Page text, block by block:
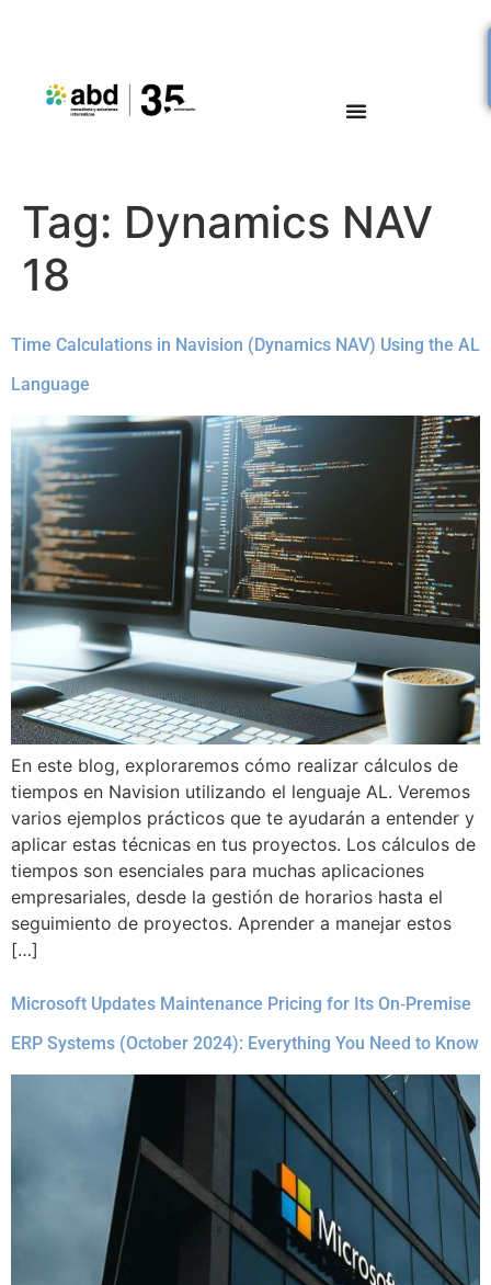
Tag: Dynamics NAV
18
Time Calculations in Navision (Dynamics NAV) Using the AL
Language
En este blog, exploraremos cómo realizar cálculos de
tiempos en Navision utilizando el lenguaje AL. Veremos
varios ejemplos prácticos que te ayudarán a entender y
aplicar estas técnicas en tus proyectos. Los cálculos de
tiempos son esenciales para muchas aplicaciones
empresariales, desde la gestión de horarios hasta el
seguimiento de proyectos. Aprender a manejar estos
[…]
Microsoft Updates Maintenance Pricing for Its On‑Premise
ERP Systems (October 2024): Everything You Need to Know